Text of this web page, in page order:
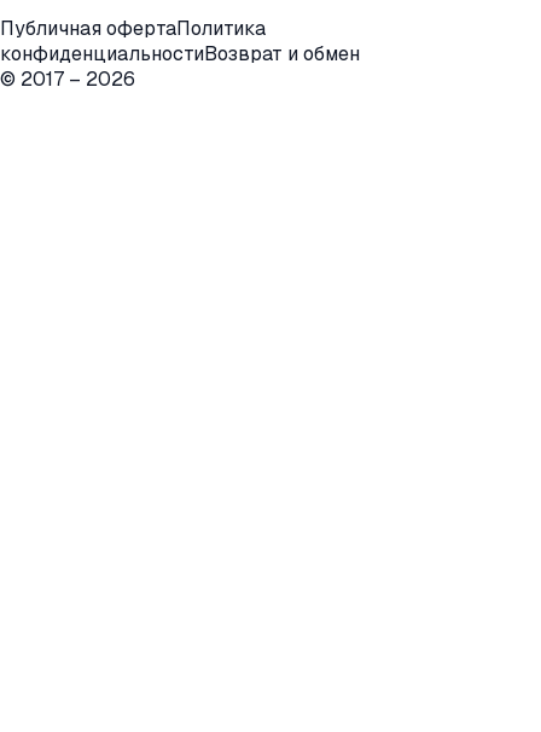
Публичная офертаПолитика
конфиденциальностиВозврат и обмен
© 2017 – 2026